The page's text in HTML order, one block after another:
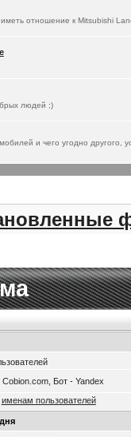
отношение к Mitsubishi
людей ;)
и чего угодно другого,
Бот - Yandex
именам пользователей